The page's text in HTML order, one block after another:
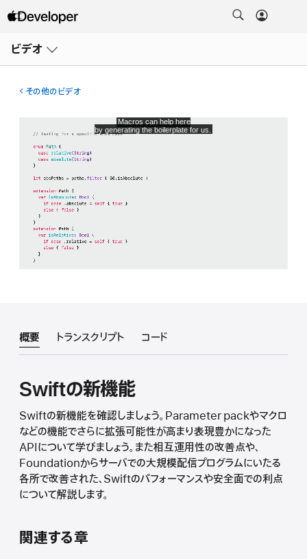
ビデオ
ー
その他のビデオ
概要 トランスクリプト コード
Swiftの新機能
Swiftの新機能を確認しましょう。Parameter packやマクロ
などの機能でさらに拡張可能性が高まり表現豊かになった
APIについて学びましょう。また相互運用性の改善点や、
Foundationからサーバでの大規模配信プログラムにいたる
各所で改善された、Swiftのパフォーマンスや安全面での利点
について解説します。
関連する章